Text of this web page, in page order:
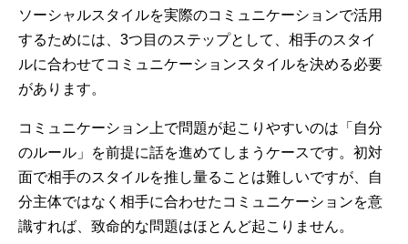
ソーシャルスタイルを実際のコミュニケーションで活用
するためには、3つ目のステップとして、相手のスタイ
ルに合わせてコミュニケーションスタイルを決める必要
があります。
コミュニケーション上で問題が起こりやすいのは「自分
のルール」を前提に話を進めてしまうケースです。初対
面で相手のスタイルを推し量ることは難しいですが、自
分主体ではなく相手に合わせたコミュニケーションを意
識すれば、致命的な問題はほとんど起こりません。